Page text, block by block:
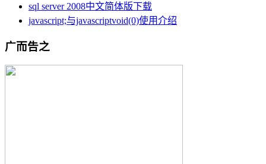
sql server 2008中文简体版下载
javascript;与javascriptvoid(0)使用介绍
广而告之